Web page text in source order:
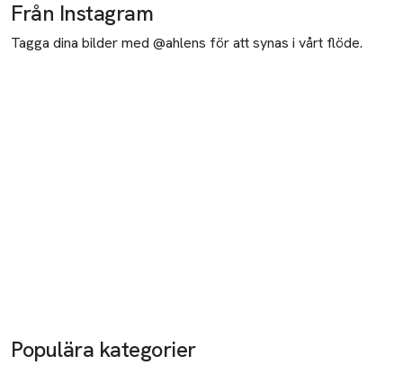
Från Instagram
Tagga dina bilder med @ahlens för att synas i vårt flöde.
Populära kategorier